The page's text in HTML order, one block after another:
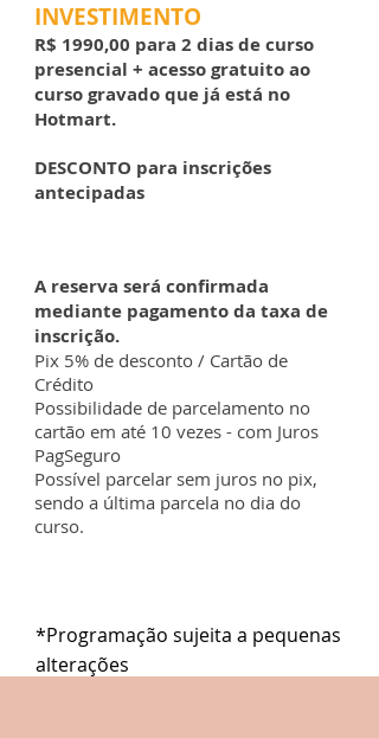
INVESTIMENTO
R$ 1990,00 para 2 dias de curso
presencial + acesso gratuito ao
curso gravado que já está no
Hotmart.
DESCONTO para inscrições
antecipadas
A reserva será confirmada
mediante pagamento da taxa de
inscrição.
Pix 5% de desconto / Cartão de
Crédito
Possibilidade de parcelamento no
cartão em até 10 vezes - com Juros
PagSeguro
Possível parcelar sem juros no pix,
sendo a última parcela no dia do
curso.
*Programação sujeita a pequenas
alterações